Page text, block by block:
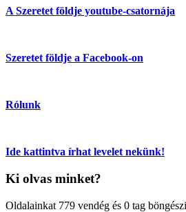
A Szeretet földje youtube-csatornája
Szeretet földje a Facebook-on
Rólunk
Ide kattintva írhat levelet nekünk!
Ki olvas minket?
Oldalainkat 779 vendég és 0 tag böngészi